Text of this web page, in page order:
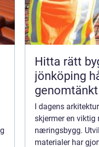
Hitta rätt
jönköping hållbart, tryggt och
I dagens
skjermer en viktig
næringsbygg.
materialer har